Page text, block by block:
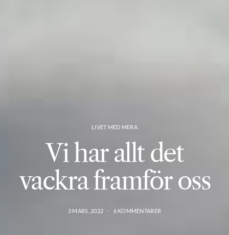
LIVET MED MERA
Vi har allt det
vackra framför oss
3 MARS, 2022 6 KOMMENTARER